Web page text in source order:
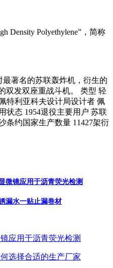
Density Polyethylene”，简称
著名的苏联轰炸机，衍生的
双发双座重战斗机。 类型 轻
特利亚科夫设计局设计者 佩
状态 1954退役主要用户 苏联
条约国家生产数量 11427架衍
微镜应用于沥青荧光检测
漏水一贴止漏卷材
应用于沥青荧光检测
选择合适的生产厂家